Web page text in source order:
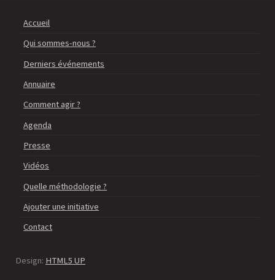
Accueil
Qui sommes-nous ?
Derniers événements
Annuaire
Comment agir ?
Agenda
Presse
Vidéos
Quelle méthodologie ?
Ajouter une initiative
Contact
Design: HTML5 UP